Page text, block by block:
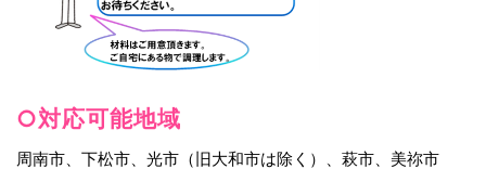
○対応可能地域
周南市、下松市、光市（旧大和市は除く）、萩市、美祢市